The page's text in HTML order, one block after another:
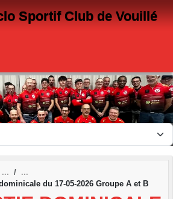
Sportif Club de Vouillé
du 17-05-2026 Groupe A et B
cookies